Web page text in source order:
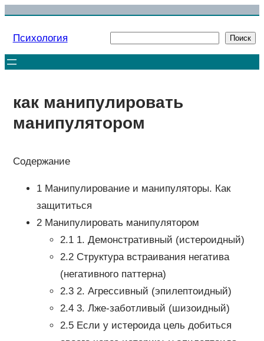
Перейти
Психология Поиск
как манипулировать
манипулятором
Содержание
1 Манипулирование и манипуляторы. Как
защититься
2 Манипулировать манипулятором
2.1 1. Демонстративный (истероидный)
2.2 Структура встраивания негатива
(негативного паттерна)
2.3 2. Агрессивный (эпилептоидный)
2.4 3. Лже-заботливый (шизоидный)
2.5 Если у истероида цель добиться